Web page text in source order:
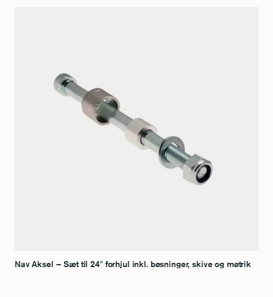
Nav Aksel – Sæt til 24″ forhjul inkl. bøsninger, skive og møtrik